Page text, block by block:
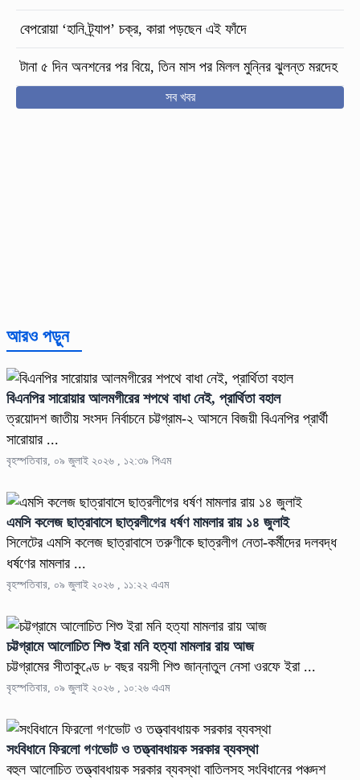
বেপরোয়া ‘হানি ট্র্যাপ’ চক্র, কারা পড়ছেন এই ফাঁদে
টানা ৫ দিন অনশনের পর বিয়ে, তিন মাস পর মিলল মুন্নির ঝুলন্ত মরদেহ
সব খবর
আরও পড়ুন
বিএনপির সারোয়ার আলমগীরের শপথে বাধা নেই, প্রার্থিতা বহাল
ত্রয়োদশ জাতীয় সংসদ নির্বাচনে চট্টগ্রাম-২ আসনে বিজয়ী বিএনপির প্রার্থী
সারোয়ার ...
বৃহস্পতিবার, ০৯ জুলাই ২০২৬ , ১২:৩৯ পিএম
এম‌সি কলেজ ছাত্রাবাসে ছাত্রলীগের ধর্ষণ মামলার রায় ১৪ ‍জুলাই
সিলেটের এমসি কলেজ ছাত্রাবাসে তরুণীকে ছাত্রলীগ নেতা-কর্মীদের দলবদ্ধ
ধর্ষণের মামলার ...
বৃহস্পতিবার, ০৯ জুলাই ২০২৬ , ১১:২২ এএম
চট্টগ্রামে আলোচিত শিশু ইরা মনি হত্যা মামলার রায় আজ
চট্টগ্রামের সীতাকুণ্ডে ৮ বছর বয়সী শিশু জান্নাতুল নেসা ওরফে ইরা ...
বৃহস্পতিবার, ০৯ জুলাই ২০২৬ , ১০:২৬ এএম
সংবিধানে ফিরলো গণভোট ও তত্ত্বাবধায়ক সরকার ব্যবস্থা
বহুল আলোচিত তত্ত্বাবধায়ক সরকার ব্যবস্থা বাতিলসহ সংবিধানের পঞ্চদশ